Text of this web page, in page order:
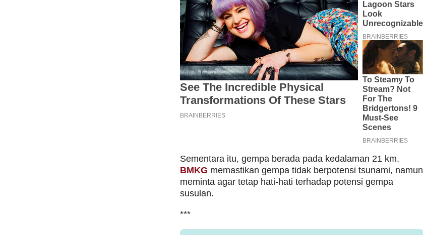
Sementara itu, gempa berada pada kedalaman 21 km.
BMKG memastikan gempa tidak berpotensi tsunami, namun
meminta agar tetap hati-hati terhadap potensi gempa
susulan.
***